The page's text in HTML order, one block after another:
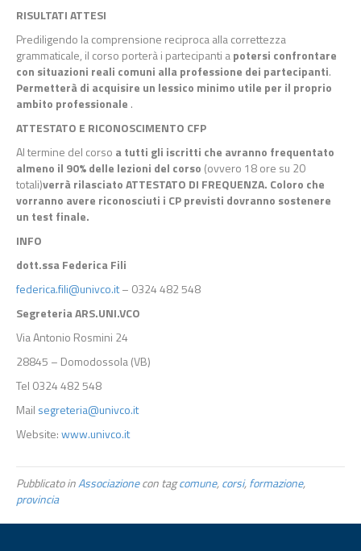
RISULTATI ATTESI
Prediligendo la comprensione reciproca alla correttezza
grammaticale, il corso porterà i partecipanti apotersi confrontare
con situazioni reali comuni alla professione dei partecipanti.
Permetterà di acquisire un lessico minimo utile per il proprio
ambito professionale .
ATTESTATO E RICONOSCIMENTO CFP
Al termine del corso a tutti gli iscritti che avranno frequentato
almeno il 90% delle lezioni del corso (ovvero 18 ore su 20
totali)verrà rilasciato ATTESTATO DI FREQUENZA. Coloro che
vorranno avere riconosciuti i CP previsti dovranno sostenere
un test finale.
INFO
dott.ssa Federica Fili
federica.fili@univco.it– 0324 482 548
Segreteria ARS.UNI.VCO
Via Antonio Rosmini 24
28845 – Domodossola (VB)
Tel 0324 482 548
Mail segreteria@univco.it
Website:www.univco.it
Pubblicato inAssociazionecon tagcomune,corsi,formazione,
provincia